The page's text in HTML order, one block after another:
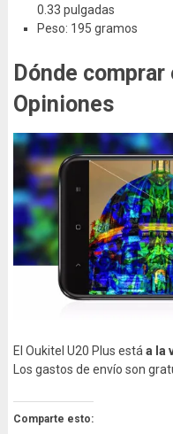
0.33 pulgadas
Peso: 195 gramos
Dónde
Opiniones
El Oukitel U20 Plus está a la
Los gastos de envío son
Comparte esto: